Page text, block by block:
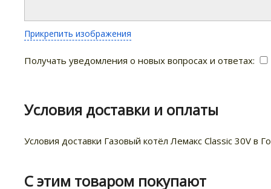
Прикрепить изображения
Получать уведомления о новых вопросах и ответах:
Условия доставки и оплаты
Условия доставки Газовый котёл Лемакс Classic 30V в
С этим товаром покупают